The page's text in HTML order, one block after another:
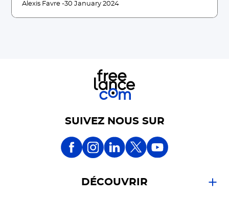
Alexis Favre -30 January 2024
SUIVEZ NOUS SUR
DÉCOUVRIR